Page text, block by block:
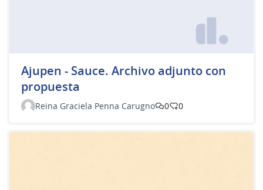
Ajupen - Sauce. Archivo adjunto con
propuesta
Reina Graciela Penna Carugno 0 0